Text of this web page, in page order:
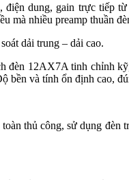
dung, gain trực tiếp từ
mà nhiều preamp thuần
dải trung – dải cao.
đèn 12AX7A tinh chỉnh
bền và tính ổn định cao,
thủ công, sử dụng đèn